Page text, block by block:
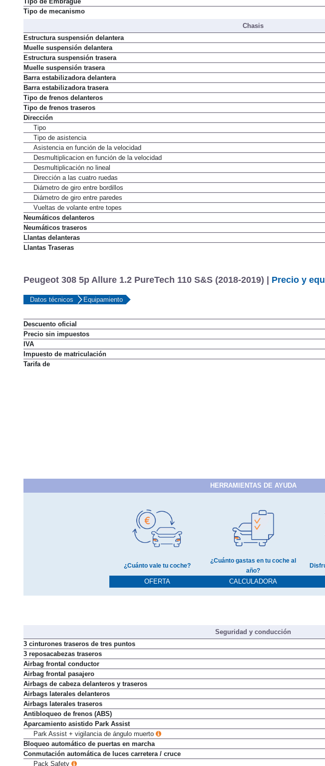
Tipo de mecanismo
Chasis
Estructura suspensión delantera
Muelle suspensión delantera
Estructura suspensión trasera
Muelle suspensión trasera
Barra estabilizadora delantera
Barra estabilizadora trasera
Tipo de frenos delanteros
Tipo de frenos traseros
Dirección
Tipo
Tipo de asistencia
Asistencia en función de la velocidad
Desmultiplicacion en función de la velocidad
Desmultiplicación no lineal
Dirección a las cuatro ruedas
Diámetro de giro entre bordillos
Diámetro de giro entre paredes
Vueltas de volante entre topes
Neumáticos delanteros
Neumáticos traseros
Llantas delanteras
Llantas Traseras
Peugeot 308 5p Allure 1.2 PureTech 110 S&S (2018-2019) | Precio y
Datos técnicos Equipamiento
Descuento oficial
Precio sin impuestos
IVA
Impuesto de matriculación
Tarifa de
HERRAMIENTAS DE AYUDA
¿Cuánto vale tu coche?
OFERTA
¿Cuánto gastas en tu coche al
año?
CALCULADORA
Seguridad y conducción
3 cinturones traseros de tres puntos
3 reposacabezas traseros
Airbag frontal conductor
Airbag frontal pasajero
Airbags de cabeza delanteros y traseros
Airbags laterales delanteros
Airbags laterales traseros
Antibloqueo de frenos (ABS)
Aparcamiento asistido Park Assist
Park Assist + vigilancia de ángulo muerto
Bloqueo automático de puertas en marcha
Conmutación automática de luces carretera / cruce
Pack Safety